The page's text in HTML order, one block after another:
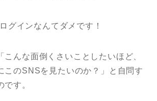
グインなんてダメです！
こんな面倒くさいことしたいほど、
このSNSを見たいのか？」と自問す
です。